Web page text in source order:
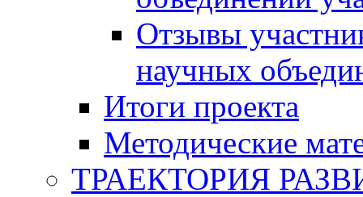
Отзывы
научных
Итоги проекта
Методические
ТРАЕКТОРИЯ